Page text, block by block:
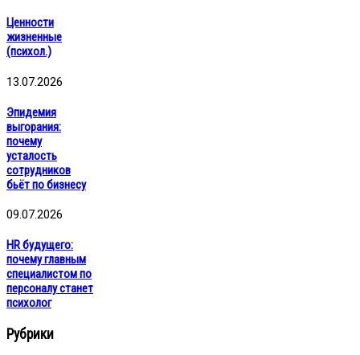
Ценности
жизненные
(психол.)
13.07.2026
Эпидемия
выгорания:
почему
усталость
сотрудников
бьёт по бизнесу
09.07.2026
HR будущего:
почему главным
специалистом по
персоналу станет
психолог
Рубрики